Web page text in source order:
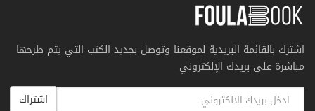
اشترك بالقائمة البريدية لموقعنا وتوصل بجديد الكتب التي يتم طرحها
مباشرة على بريدك الإلكتروني
اشتراك